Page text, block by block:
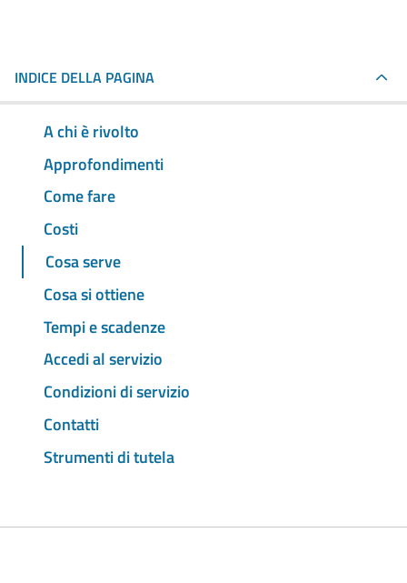
INDICE DELLA PAGINA
A chi è rivolto
Approfondimenti
Come fare
Costi
Cosa serve
Cosa si ottiene
Tempi e scadenze
Accedi al servizio
Condizioni di servizio
Contatti
Strumenti di tutela